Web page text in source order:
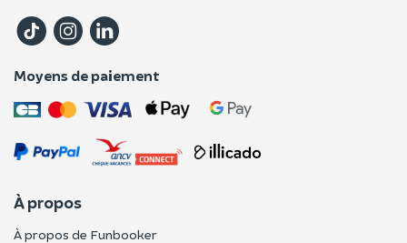
Moyens de paiement
À propos
À propos de Funbooker